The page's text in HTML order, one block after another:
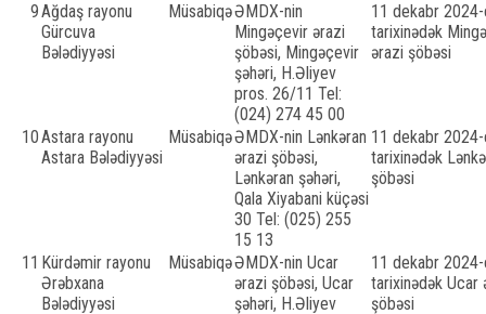
9Ağdaş rayonu
Gürcuva
Bələdiyyəsi
MüsabiqəƏMDX-nin
Mingəçevir ərazi
şöbəsi, Mingəçevir
şəhəri, H.Əliyev
pros. 26/11 Tel:
(024) 274 45 00
11 dekabr
tarixinədək
ərazi şöbəsi
10Astara rayonu
Astara Bələdiyyəsi
MüsabiqəƏMDX-nin Lənkəran
ərazi şöbəsi,
Lənkəran şəhəri,
Qala Xiyabani küçəsi
30 Tel: (025) 255
15 13
11 dekabr
tarixinədək
şöbəsi
11 Kürdəmir rayonu
Ərəbxana
Bələdiyyəsi
MüsabiqəƏMDX-nin Ucar
ərazi şöbəsi, Ucar
şəhəri, H.Əliyev
11 dekabr
tarixinədək Ucar
şöbəsi